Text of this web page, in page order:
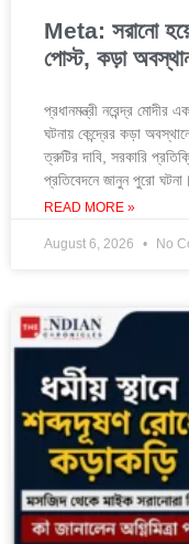
Meta: সরানো
পোস্ট, কড়া অবস্থান
প্রধানমন্ত্রী নরেন্দ্র মোদীর
ঘটনায় কেন্দ্রের কড়া
ত্রুটির দাবি, সরকারি
প্রতিবেদনে জানুন পুরো ঘটনা।
READ MORE »
August 6, 2026 No